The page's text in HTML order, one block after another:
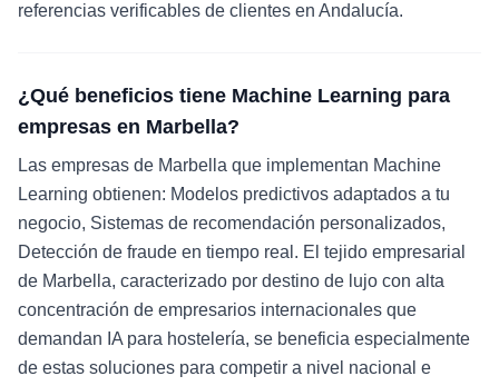
referencias verificables de clientes en Andalucía.
¿Qué beneficios tiene Machine Learning para
empresas en Marbella?
Las empresas de Marbella que implementan Machine
Learning obtienen: Modelos predictivos adaptados a tu
negocio, Sistemas de recomendación personalizados,
Detección de fraude en tiempo real. El tejido empresarial
de Marbella, caracterizado por destino de lujo con alta
concentración de empresarios internacionales que
demandan IA para hostelería, se beneficia especialmente
de estas soluciones para competir a nivel nacional e